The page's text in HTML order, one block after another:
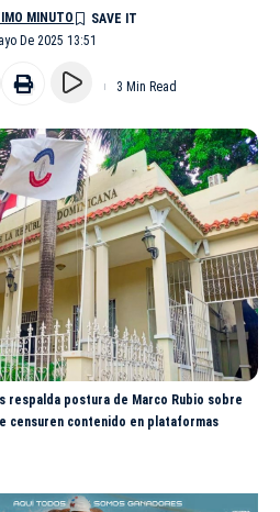
De 2025 13:51
MINUTO
3 Min Read
respalda postura de Marco Rubio sobre
censuren contenido en plataformas